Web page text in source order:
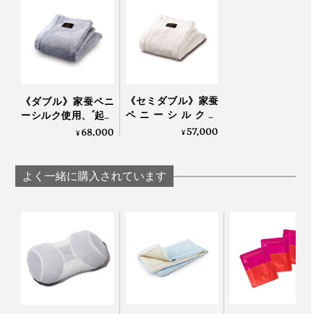
《ダブル》家蚕ペニ
ーシルク使用、“起毛
の匠”が磨き上げる、
¥68,000
《セミダブル》家蚕
ペニーシルク使
用、“起毛の匠”が磨
¥57,000
よく一緒に購入されています